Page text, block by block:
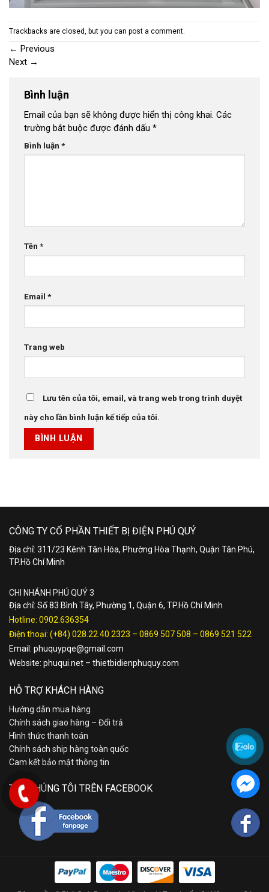
Trackbacks are closed, but you can post a comment.
← Previous
Next →
Bình luận
Email của bạn sẽ không được hiển thị công khai. Các
trường bắt buộc được đánh dấu *
Bình luận *
Tên *
Email *
Trang web
Lưu tên của tôi, email, và trang web trong trình duyệt
này cho lần bình luận kế tiếp của tôi.
CÔNG TY CỔ PHẦN THIẾT BỊ ĐIỆN PHÚ QUÝ
Địa chỉ: 311/23 Kênh Tân Hóa, Phường Hòa Thạnh, Quận Tân Phú,
TP.Hồ Chí Minh
CHI NHÁNH PHÚ QUÝ 3
Địa chỉ: Số 83 Bình Tây, Phường 1, Quận 6, TP.Hồ Chí Minh
Hotline: 0902.636354
Điện thoại: (+84) 028.22.40.2323 – 0869 507 508 – 0869 521 522
Email: phuquypqe@gmail.com
Website: phuqui.net – thietbidienphuquy.com
HỖ TRỢ KHÁCH HÀNG
Hướng dẫn mua hàng
Chính sách giao hàng – Đổi trả
Hình thức thanh toán
Chính sách ship hàng toàn quốc
Cam kết bảo mật thông tin
TÌM CHÚNG TÔI TRÊN FACEBOOK